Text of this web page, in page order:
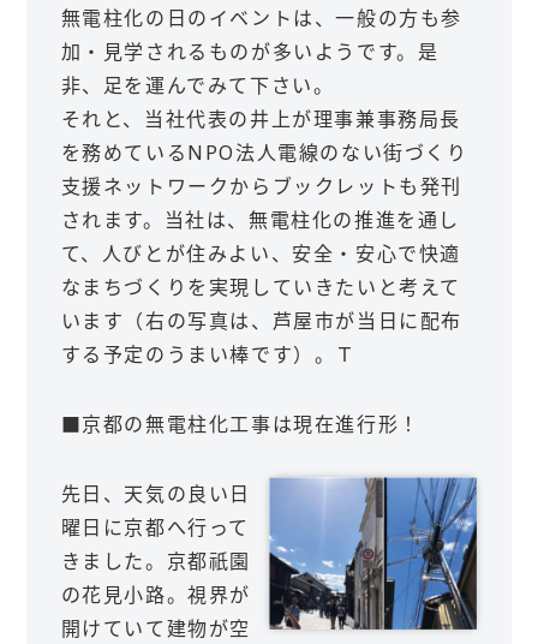
無電柱化の日のイベントは、一般の方も参
加・見学されるものが多いようです。是
非、足を運んでみて下さい。
それと、当社代表の井上が理事兼事務局長
を務めているNPO法人電線のない街づくり
支援ネットワークからブックレットも発刊
されます。当社は、無電柱化の推進を通し
て、人びとが住みよい、安全・安心で快適
なまちづくりを実現していきたいと考えて
います（右の写真は、芦屋市が当日に配布
する予定のうまい棒です）。Ｔ
■京都の無電柱化工事は現在進行形！
先日、天気の良い日
曜日に京都へ行って
きました。京都祇園
の花見小路。視界が
開けていて建物が空